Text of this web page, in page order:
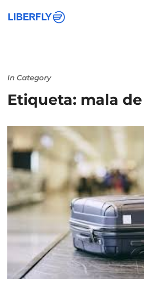
In Category
Etiqueta: mala